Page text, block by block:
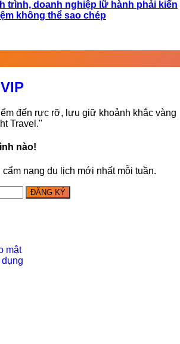
trình, doanh nghiệp lữ hành phải kiến
không thể sao chép
đến rực rỡ, lưu giữ khoảnh khắc vàng
Travel."
nào!
nang du lịch mới nhất mỗi tuần.
ĐĂNG KÝ
mật